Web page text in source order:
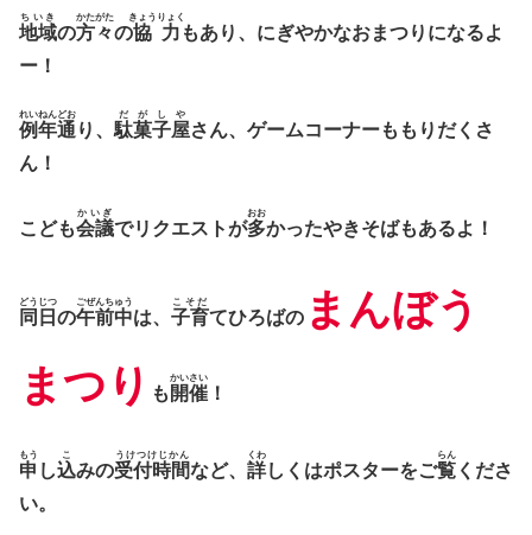
地域
ちいき
の方々
かたがた
の協力
きょうりょく
もあり、にぎやかなおまつりになるよ
ー！
例年
れいねん
通
どお
り、 駄菓子屋
だがしや
さん、ゲームコーナーももりだくさ
ん！
こども会議
かいぎ
でリクエストが多
おお
かったやきそばもあるよ！
同日
どうじつ
の午前中
ごぜんちゅう
は、 子育
こそだ
てひろばの まんぼう
まつり
も 開催
かいさい
！
申
もう
し込
こ
みの受付時間
うけつけじかん
など、 詳
くわ
しくはポスターをご覧
らん
くださ
い。